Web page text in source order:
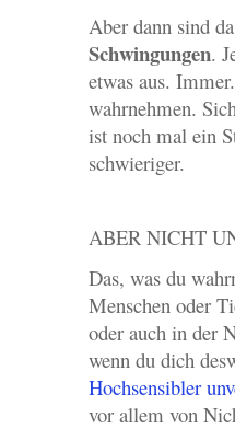
Aber dann sind
Schwingungen.
etwas aus.
wahrnehmen.
ist noch mal ein
schwieriger.
ABER NICHT
Das, was du
Menschen oder
oder auch in der
wenn du dich
Hochsensibler
vor allem von